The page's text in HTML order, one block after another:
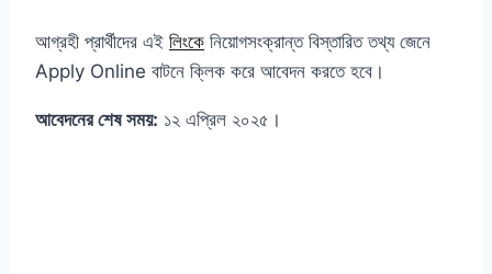
আগ্রহী প্রার্থীদের এই লিংকে নিয়োগসংক্রান্ত বিস্তারিত তথ্য জেনে
Apply Online বাটনে ক্লিক করে আবেদন করতে হবে।
আবেদনের শেষ সময়: ১২ এপ্রিল ২০২৫।